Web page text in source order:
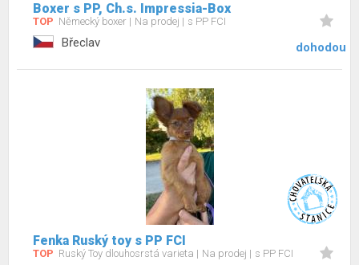
Boxer s PP, Ch.s. Impressia-Box
TOP Německý boxer Na prodej s PP FCI
Břeclav dohodou
Fenka Ruský toy s PP FCI
TOP Ruský Toy dlouhosrstá varieta Na prodej s PP FCI